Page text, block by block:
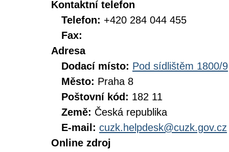
Kontaktní telefon
Telefon: +420 284 044 455
Fax:
Adresa
Dodací místo: Pod sídlištěm 1800/9
Město: Praha 8
Poštovní kód: 182 11
Země: Česká republika
E-mail: cuzk.helpdesk@cuzk.gov.cz
Online zdroj